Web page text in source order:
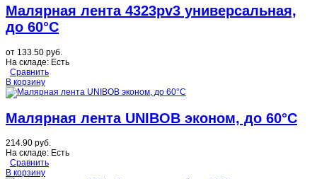
Малярная лента 4323pv3 универсальная,
до 60°C
от 133.50 руб.
На складе: Есть
Сравнить
В корзину
Малярная лента UNIBOB эконом, до 60°C
214.90 руб.
На складе: Есть
Сравнить
В корзину